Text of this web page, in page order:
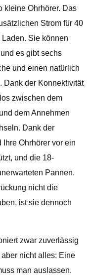
kleine Ohrhörer. Das
Strom für 40
Sie können
es gibt sechs
und einen natürlich
Dank der Konnektivität
zwischen dem
dem Annehmen
Dank der
Ohrhörer vor ein
und die 18-
Pannen.
nicht die
ist sie dennoch
zwar zuverlässig
nicht alles: Eine
man auslassen.